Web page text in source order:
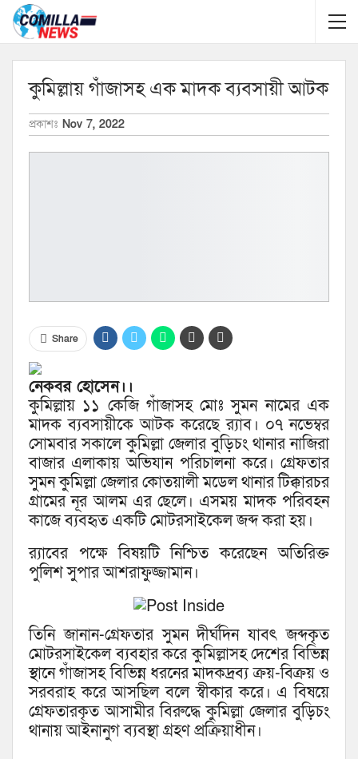
কুমিল্লায় গাঁজাসহ এক মাদক ব্যবসায়ী আটক
প্রকাশঃ Nov 7, 2022
Share
নেকবর হোসেন।।
কুমিল্লায় ১১ কেজি গাঁজাসহ মোঃ সুমন নামের এক
মাদক ব্যবসায়ীকে আটক করেছে র‌্যাব। ০৭ নভেম্বর
সোমবার সকালে কুমিল্লা জেলার বুড়িচং থানার নাজিরা
বাজার এলাকায় অভিযান পরিচালনা করে। গ্রেফতার
সুমন কুমিল্লা জেলার কোতয়ালী মডেল থানার টিক্কারচর
গ্রামের নূর আলম এর ছেলে। এসময় মাদক পরিবহন
কাজে ব্যবহৃত একটি মোটরসাইকেল জব্দ করা হয়।
র‌্যাবের পক্ষে বিষয়টি নিশ্চিত করেছেন অতিরিক্ত
পুলিশ সুপার আশরাফুজ্জামান।
তিনি জানান-গ্রেফতার সুমন দীর্ঘদিন যাবৎ জব্দকৃত
মোটরসাইকেল ব্যবহার করে কুমিল্লাসহ দেশের বিভিন্ন
স্থানে গাঁজাসহ বিভিন্ন ধরনের মাদকদ্রব্য ক্রয়-বিক্রয় ও
সরবরাহ করে আসছিল বলে স্বীকার করে। এ বিষয়ে
গ্রেফতারকৃত আসামীর বিরুদ্ধে কুমিল্লা জেলার বুড়িচং
থানায় আইনানুগ ব্যবস্থা গ্রহণ প্রক্রিয়াধীন।